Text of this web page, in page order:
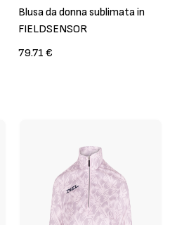
Blusa da donna sublimata in
FIELDSENSOR
79.71 €